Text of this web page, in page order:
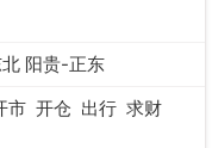
阳贵-正东
市 开仓 出行 求财